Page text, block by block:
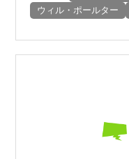
ウィル・ポールター